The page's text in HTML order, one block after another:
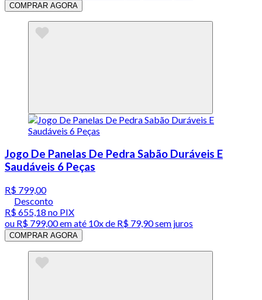
COMPRAR AGORA
Jogo De Panelas De Pedra Sabão Duráveis E
Saudáveis 6 Peças
R$ 799,00
Desconto
R$ 655,18 no PIX
ou R$ 799,00em até 10x de R$ 79,90 sem juros
COMPRAR AGORA